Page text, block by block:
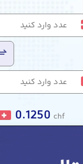
0.1250 chf